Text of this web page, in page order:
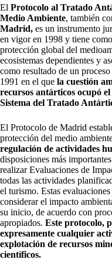
El Protocolo al Tratado
Medio Ambiente, también
Madrid, es un instrumento
en vigor en 1998 y tiene
protección global del
ecosistemas dependientes y
como resultado de un
1991 en el que la cuestión
recursos antárticos ocupó
Sistema del Tratado
El Protocolo de Madrid
protección del medio
regulación de actividades
disposiciones más
realizar Evaluaciones de
todas las actividades
el turismo. Estas
considerar el impacto
su inicio, de acuerdo con
apropiados. Este protocolo,
expresamente cualquier
explotación de recursos
científicos.